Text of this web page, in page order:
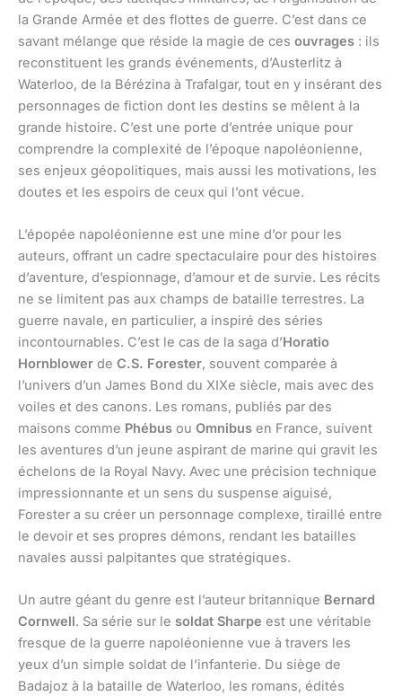
la Grande Armée et des flottes de guerre. C’est dans ce
savant mélange que réside la magie de ces ouvrages : ils
reconstituent les grands événements, d’Austerlitz à
Waterloo, de la Bérézina à Trafalgar, tout en y insérant des
personnages de fiction dont les destins se mêlent à la
grande histoire. C’est une porte d’entrée unique pour
comprendre la complexité de l’époque napoléonienne,
ses enjeux géopolitiques, mais aussi les motivations, les
doutes et les espoirs de ceux qui l’ont vécue.
L’épopée napoléonienne est une mine d’or pour les
auteurs, offrant un cadre spectaculaire pour des histoires
d’aventure, d’espionnage, d’amour et de survie. Les récits
ne se limitent pas aux champs de bataille terrestres. La
guerre navale, en particulier, a inspiré des séries
incontournables. C’est le cas de la saga d’Horatio
Hornblower de C.S. Forester, souvent comparée à
l’univers d’un James Bond du XIXe siècle, mais avec des
voiles et des canons. Les romans, publiés par des
maisons comme Phébus ou Omnibus en France, suivent
les aventures d’un jeune aspirant de marine qui gravit les
échelons de la Royal Navy. Avec une précision technique
impressionnante et un sens du suspense aiguisé,
Forester a su créer un personnage complexe, tiraillé entre
le devoir et ses propres démons, rendant les batailles
navales aussi palpitantes que stratégiques.
Un autre géant du genre est l’auteur britannique Bernard
Cornwell. Sa série sur le soldat Sharpe est une véritable
fresque de la guerre napoléonienne vue à travers les
yeux d’un simple soldat de l’infanterie. Du siège de
Badajoz à la bataille de Waterloo, les romans, édités